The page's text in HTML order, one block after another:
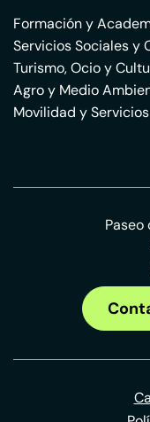
Formación y
Servicios Sociales y
Turismo, Ocio y
Agro y Medio
Movilidad y